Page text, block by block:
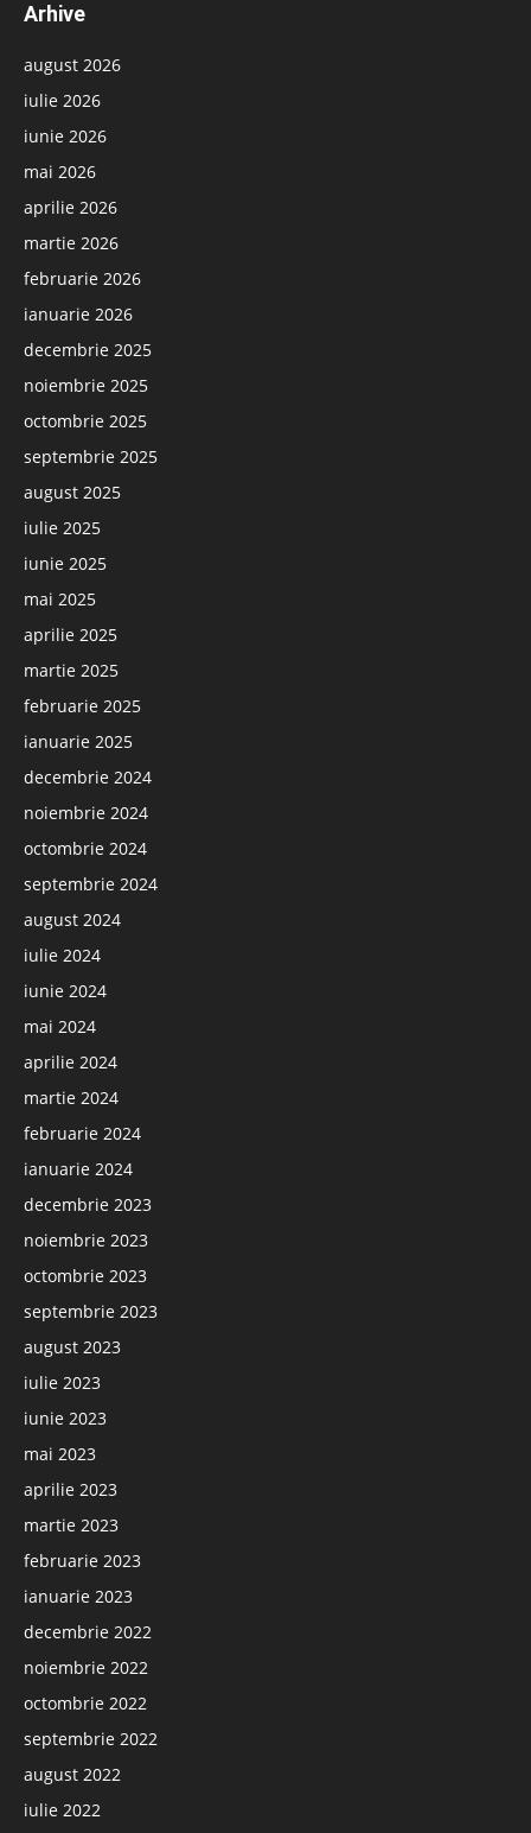
Arhive
august 2026
iulie 2026
iunie 2026
mai 2026
aprilie 2026
martie 2026
februarie 2026
ianuarie 2026
decembrie 2025
noiembrie 2025
octombrie 2025
septembrie 2025
august 2025
iulie 2025
iunie 2025
mai 2025
aprilie 2025
martie 2025
februarie 2025
ianuarie 2025
decembrie 2024
noiembrie 2024
octombrie 2024
septembrie 2024
august 2024
iulie 2024
iunie 2024
mai 2024
aprilie 2024
martie 2024
februarie 2024
ianuarie 2024
decembrie 2023
noiembrie 2023
octombrie 2023
septembrie 2023
august 2023
iulie 2023
iunie 2023
mai 2023
aprilie 2023
martie 2023
februarie 2023
ianuarie 2023
decembrie 2022
noiembrie 2022
octombrie 2022
septembrie 2022
august 2022
iulie 2022